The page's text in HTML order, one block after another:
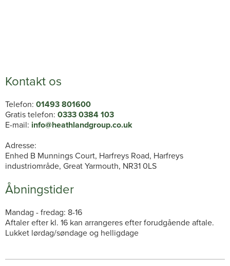
Kontakt os
Telefon: 01493 801600
Gratis telefon: 0333 0384 103
E-mail: info@heathlandgroup.co.uk
Adresse:
Enhed B Munnings Court, Harfreys Road, Harfreys
industriområde, Great Yarmouth, NR31 0LS
Åbningstider
Mandag - fredag: 8-16
Aftaler efter kl. 16 kan arrangeres efter forudgående aftale.
Lukket lørdag/søndage og helligdage